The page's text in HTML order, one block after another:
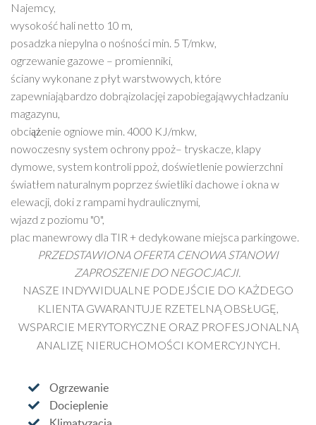
Najemcy,
wysokość hali netto 10 m,
posadzka niepylna o nośności min. 5 T/mkw,
ogrzewanie gazowe – promienniki,
ściany wykonane z płyt warstwowych, które
zapewniajabardzo dobraizolacjei zapobiegajawychładzaniu
magazynu,
obciazenie ogniowe min. 4000 KJ/mkw,
nowoczesny system ochrony ppoz– tryskacze, klapy
dymowe, system kontroli ppoz, doświetlenie powierzchni
światłem naturalnym poprzez świetliki dachowe i okna w
elewacji, doki z rampami hydraulicznymi,
wjazd z poziomu "0",
plac manewrowy dla TIR + dedykowane miejsca parkingowe.
PRZEDSTAWIONA OFERTA CENOWA STANOWI
ZAPROSZENIE DO NEGOCJACJI.
NASZE INDYWIDUALNE PODEJŚCIE DO KAŻDEGO
KLIENTA GWARANTUJE RZETELNĄ OBSŁUGĘ,
WSPARCIE MERYTORYCZNE ORAZ PROFESJONALNĄ
ANALIZĘ NIERUCHOMOŚCI KOMERCYJNYCH.
Ogrzewanie
Docieplenie